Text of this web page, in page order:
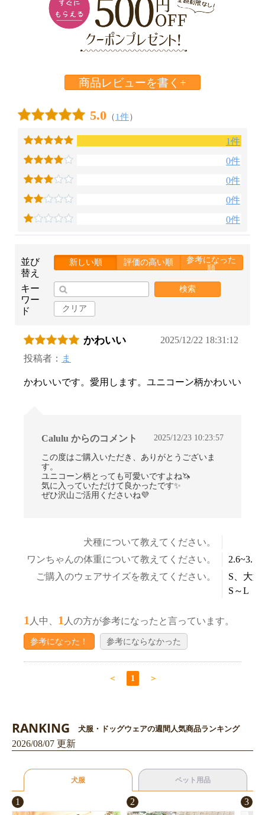
商品レビューを書く+
5.0 （1件）
1件
0件
0件
0件
0件
並び
替え
新しい順 評価の高い順
参考になった
順
キー
ワー
ド
検索
クリア
かわいい
2025/12/22 18:31:12
投稿者： ま
かわいいです。愛用します。ユニコーン柄かわいい
Calulu からのコメント 2025/12/23 10:23:57
この度はご購入いただき、ありがとうございま
す。
ユニコーン柄とっても可愛いですよね🦄
気に入っていただけて良かったです✨
ぜひ沢山ご活用くださいね💜
犬種について教えてください。
ワンちゃんの体重について教えてください。
ご購入のウェアサイズを教えてください。
S、大型
S～L
1 人中、 1 人の方が参考になったと言っています。
参考になった！ 参考にならなかった
＜ 1 ＞
RANKING 犬服・ドッグウェアの週間人気商品ランキング
2026/08/07 更新
犬服 ペット用品
1 2 3